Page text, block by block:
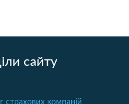
сайту
страхових компаній